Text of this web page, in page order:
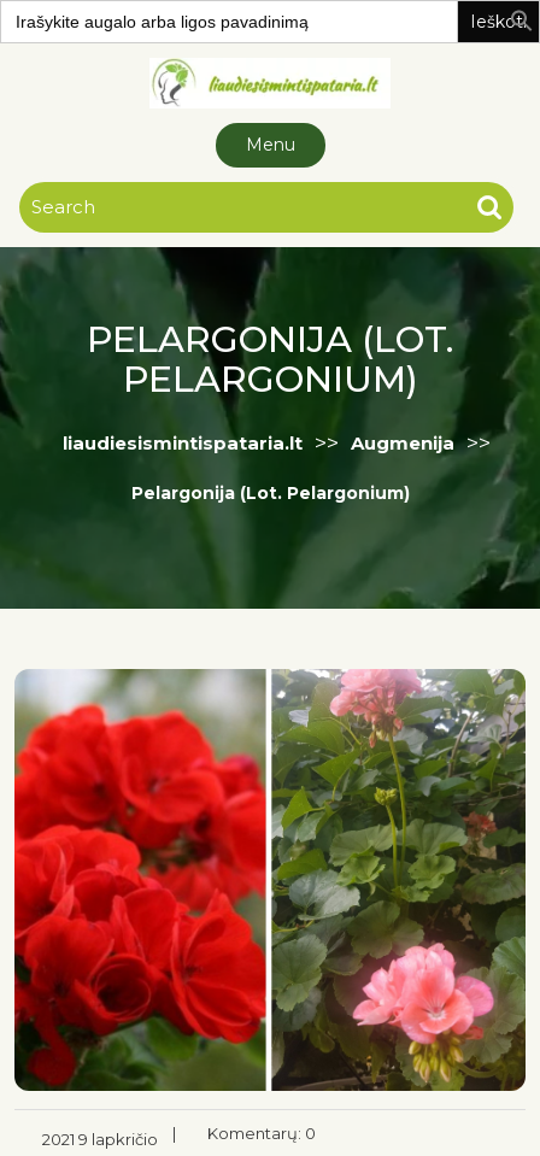
Search
for:Skip to
Menu
PELARGONIJA (LOT.
PELARGONIUM)
liaudiesismintispataria.lt >> Augmenija >>
Pelargonija (Lot. Pelargonium)
2021 9 lapkričio | Komentarų: 0